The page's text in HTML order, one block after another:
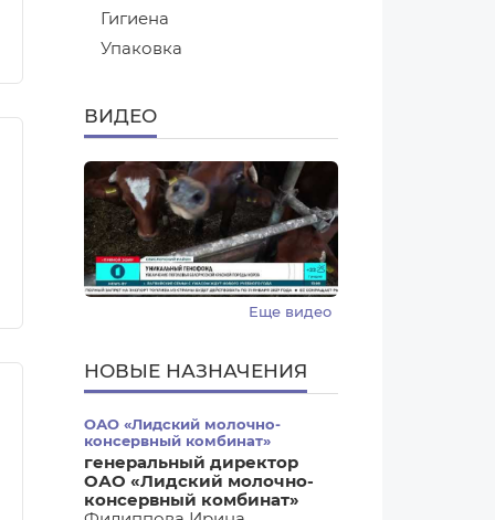
Гигиена
Упаковка
ВИДЕО
Еще видео
НОВЫЕ НАЗНАЧЕНИЯ
ОАО «Лидский молочно-
консервный комбинат»
генеральный директор
ОАО «Лидский молочно-
консервный комбинат»